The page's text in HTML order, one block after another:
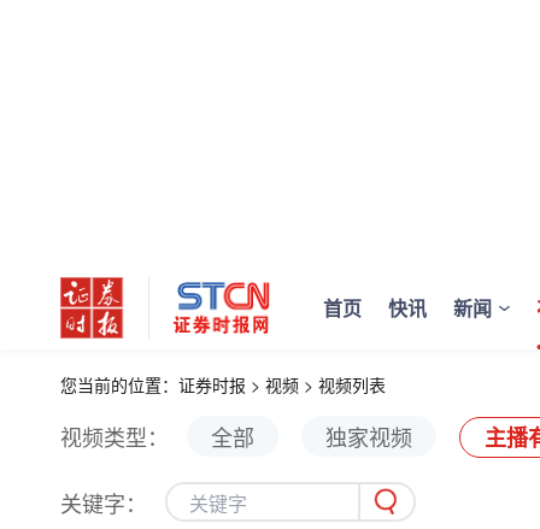
首页 快讯 新闻
您当前的位置： 证券时报 > 视频 > 视频列表
视频类型： 全部 独家视频 主播
关键字：